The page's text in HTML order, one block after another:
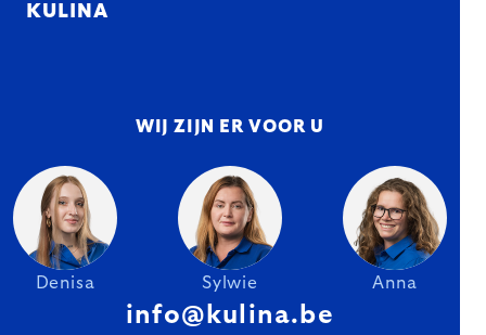
KULINA
WIJ ZIJN ER VOOR U
Denisa Sylwie Anna
info@kulina.be